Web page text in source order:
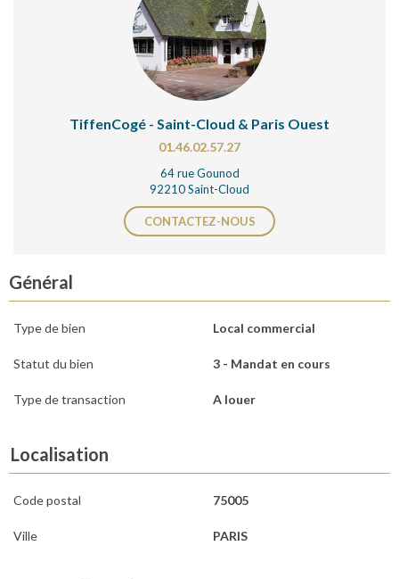
TiffenCogé - Saint-Cloud & Paris Ouest
01.46.02.57.27
64 rue Gounod
92210 Saint-Cloud
CONTACTEZ-NOUS
Général
Type de bien Local commercial
Statut du bien 3 - Mandat en cours
Type de transaction A louer
Localisation
Code postal 75005
Ville PARIS